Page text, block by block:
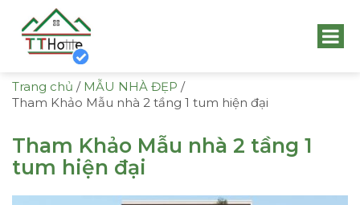
Trang chủ / MẪU NHÀ ĐẸP /
Tham Khảo Mẫu nhà 2 tầng 1 tum hiện đại
Tham Khảo Mẫu nhà 2 tầng 1
tum hiện đại